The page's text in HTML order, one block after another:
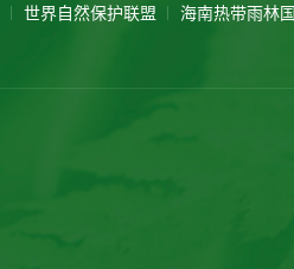
世界自然保护联盟 海南热带雨林